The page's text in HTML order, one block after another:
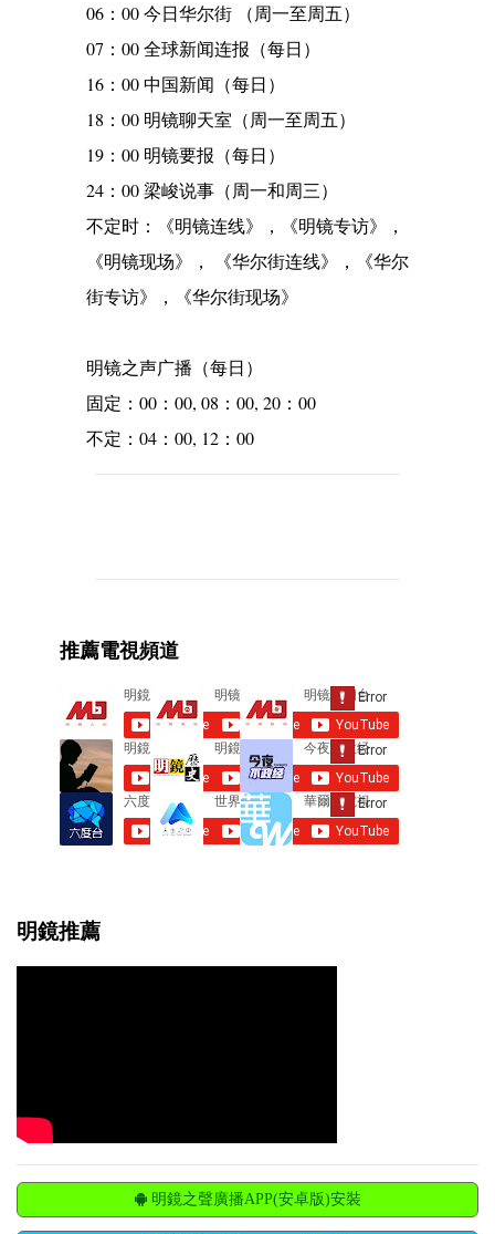
06：00 今日华尔街 （周一至周五）
07：00 全球新闻连报（每日）
16：00 中国新闻（每日）
18：00 明镜聊天室（周一至周五）
19：00 明镜要报（每日）
24：00 梁峻说事（周一和周三）
不定时：《明镜连线》，《明镜专访》，
《明镜现场》， 《华尔街连线》，《华尔
街专访》，《华尔街现场》
明镜之声广播（每日）
固定：00：00, 08：00, 20：00
不定：04：00, 12：00
n
t
s
推薦電視頻道
明鏡推薦
明鏡之聲廣播APP(安卓版)安裝